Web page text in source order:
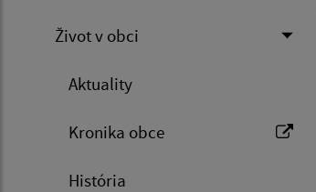
Život v obci
Aktuality
Kronika obce
História